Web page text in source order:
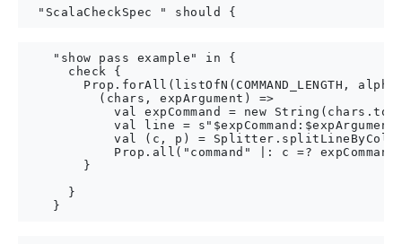
    "show pass example" in {
      check {
Prop.forAll(listOfN(COMMAND_LENGTH,
          (chars, expArgument) =>
val expCommand = new
val line =
val (c, p) =
Prop.all("command" |: c =?
        }
      }